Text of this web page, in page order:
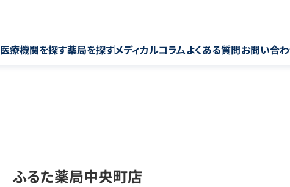
医療機関を探す薬局を探すメディカルコラムよくある質問お問い合
ふるた薬局中央町店